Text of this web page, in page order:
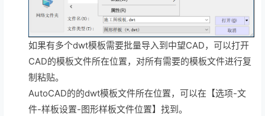
如果有多个dwt模板需要批量导入到中望CAD，可以打开
CAD的模板文件所在位置，对所有需要的模板文件进行复
制粘贴。
AutoCAD的的dwt模板文件所在位置，可以在【选项-文
件-样板设置-图形样板文件位置】找到。